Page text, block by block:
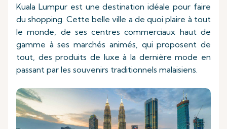
Kuala Lumpur est une destination idéale pour faire
du shopping. Cette belle ville a de quoi plaire à tout
le monde, de ses centres commerciaux haut de
gamme à ses marchés animés, qui proposent de
tout, des produits de luxe à la dernière mode en
passant par les souvenirs traditionnels malaisiens.